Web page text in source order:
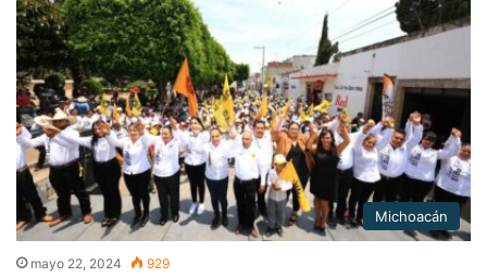
Michoacán
mayo 22, 2024 929